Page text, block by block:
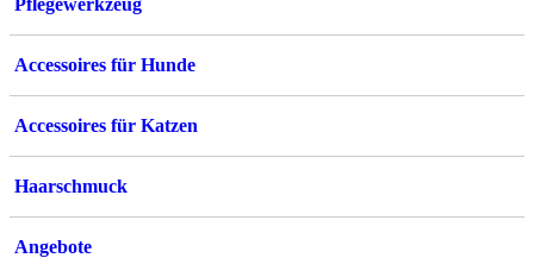
Accessoires für Hunde
Accessoires für Katzen
Haarschmuck
Angebote